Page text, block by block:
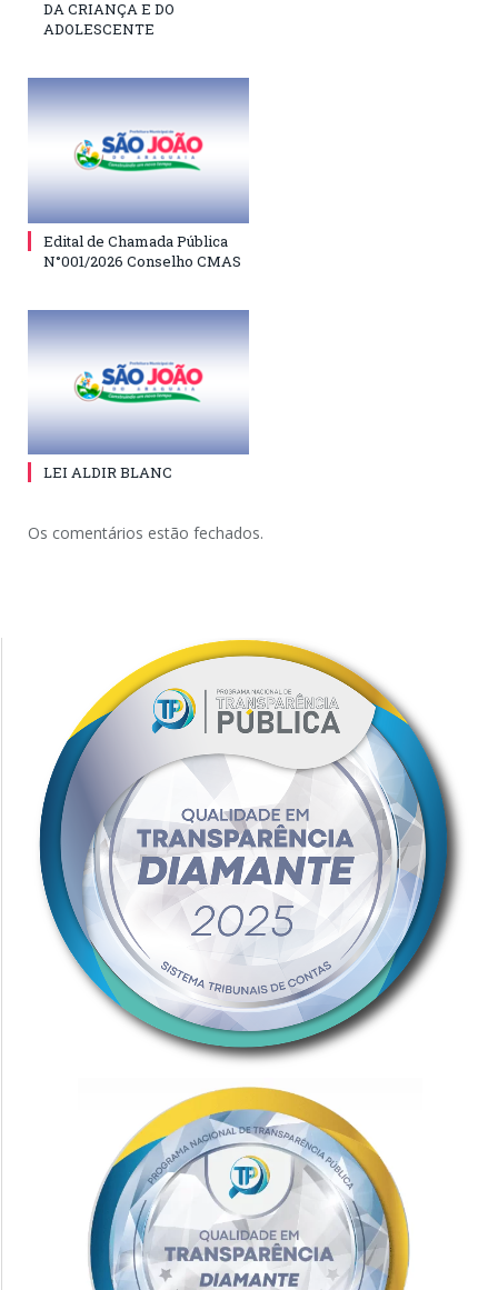
DA CRIANÇA E DO
ADOLESCENTE
Edital de Chamada Pública
N°001/2026 Conselho CMAS
LEI ALDIR BLANC
Os comentários estão fechados.